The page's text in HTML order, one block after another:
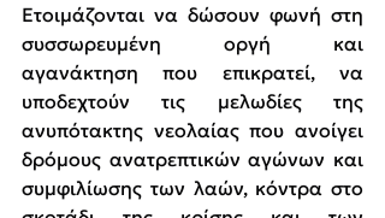
Ετοιμάζονται να δώσουν φωνή στη
συσσωρευμένη οργή και
αγανάκτηση που επικρατεί, να
υποδεχτούν τις μελωδίες της
ανυπότακτης νεολαίας που ανοίγει
δρόμους ανατρεπτικών αγώνων και
συμφιλίωσης των λαών, κόντρα στο